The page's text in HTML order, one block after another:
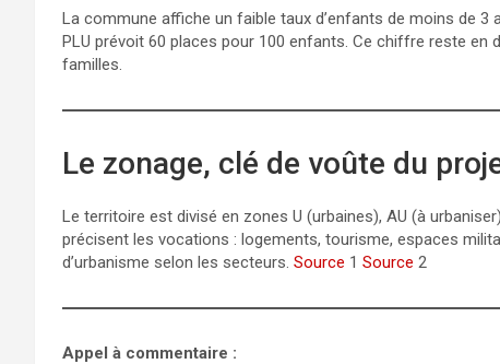
La commune affiche un faible taux d’enfants de moins de 3
PLU prévoit 60 places pour 100 enfants. Ce chiffre reste en
familles.
Le zonage, clé de voûte du
Le territoire est divisé en zones U (urbaines), AU (à
précisent les vocations : logements, tourisme, espaces
d’urbanisme selon les secteurs. Source 1 Source 2
Appel à commentaire :